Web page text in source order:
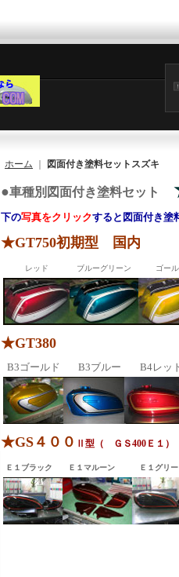
ホーム 図面付き塗料セットスズキ
●車種別図面付き塗料セット
下の写真をクリックすると図面付き塗
★GT750初期型 国内
レッド ブルーグリーン ゴー
★GT380
B3ゴールド B3ブルー B4レッ
★GS４００ Ⅱ型（ ＧＳ400Ｅ１
Ｅ１ブラック Ｅ１マルーン Ｅ１グリ